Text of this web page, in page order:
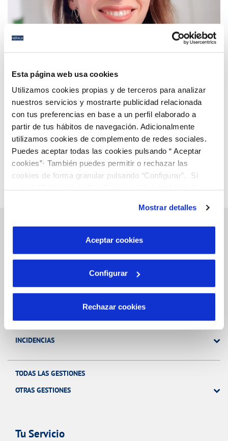
Esta página web usa cookies
Utilizamos cookies propias y de terceros para analizar
nuestros servicios y mostrarte publicidad relacionada
con tus preferencias en base a un perfil elaborado a
partir de tus hábitos de navegación. Adicionalmente
utilizamos cookies de complemento de redes sociales.
Puedes aceptar todas las cookies pulsando “ Aceptar
cookies”· También puedes permitir o rechazar las
cookies de forma granular pulsando “Configurar”. Si
son indispensables para que el sitio web funcione y que
por tanto no se pueden desactivar. Puedes consultar
más información en nuestraPolítica de Cookies
Mostrar detalles
Aceptar cookies
Configurar
Rechazar cookies
El Patronato de Cetaqua Andalucía nombra como
Página 3 de 112
Anterior Siguiente
Gestiones Online
FACTURAS, PAGOS Y CONSUMOS
MODIFICACIÓN DE DATOS
INCIDENCIAS
TODAS LAS GESTIONES
OTRAS GESTIONES
Tu Servicio